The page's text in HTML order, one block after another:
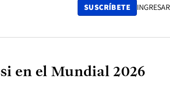
SUSCRÍBETE INGRESAR
en el Mundial 2026